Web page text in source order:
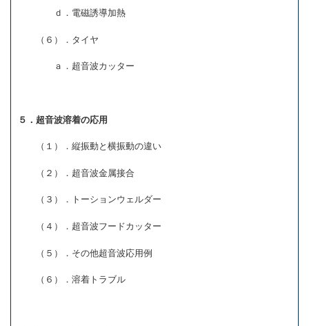
ｄ．電磁誘導加熱
（６）．タイヤ
ａ．超音波カッター
５．超音波溶着の応用
（１）．縦振動と横振動の違い
（２）．超音波金属接合
（３）．トーションウェルダー
（４）．超音波フードカッター
（５）．その他超音波応用例
（６）．溶着トラブル